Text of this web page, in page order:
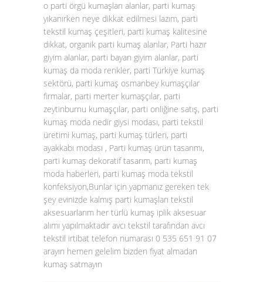
o parti örgü kumaşları alanlar, parti kumaş
yıkanırken neye dikkat edilmesi lazım, parti
tekstil kumaş çeşitleri, parti kumaş kalitesine
dikkat, organik parti kumaş alanlar, Parti hazır
giyim alanlar, parti bayan giyim alanlar, parti
kumaş da moda renkler, parti Türkiye kumaş
sektörü, parti kumaş osmanbey kumaşçılar
firmalar, parti merter kumaşçılar, parti
zeytinburnu kumaşçılar, parti onliğine satış, parti
kumaş moda nedir giysi modası, parti tekstil
üretimi kumaş, parti kumaş türleri, parti
ayakkabı modası , Parti kumaş ürün tasarımı,
parti kumaş dekoratif tasarım, parti kumaş
moda haberleri, parti kumaş moda tekstil
konfeksiyon,Bunlar için yapmanız gereken tek
şey evinizde kalmış parti kumaşları tekstil
aksesuarlarım her türlü kumaş iplik aksesuar
alımı yapılmaktadır avcı tekstil tarafından avcı
tekstil irtibat telefon numarası 0 535 651 91 07
arayın hemen gelelim bizden fiyat almadan
kumaş satmayın